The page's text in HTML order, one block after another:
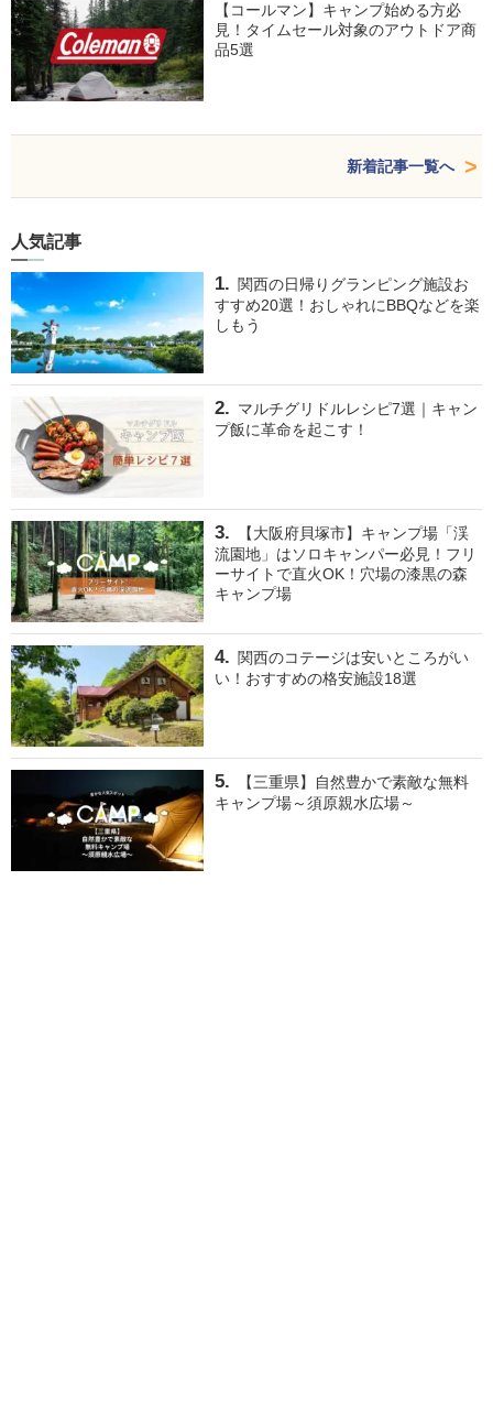
【コールマン】キャンプ始める方必
見！タイムセール対象のアウトドア商
品5選
新着記事一覧へ
人気記事
関西の日帰りグランピング施設お
すすめ20選！おしゃれにBBQなどを楽
しもう
マルチグリドルレシピ7選｜キャン
プ飯に革命を起こす！
【大阪府貝塚市】キャンプ場「渓
流園地」はソロキャンパー必見！フリ
ーサイトで直火OK！穴場の漆黒の森
キャンプ場
関西のコテージは安いところがい
い！おすすめの格安施設18選
【三重県】自然豊かで素敵な無料
キャンプ場～須原親水広場～